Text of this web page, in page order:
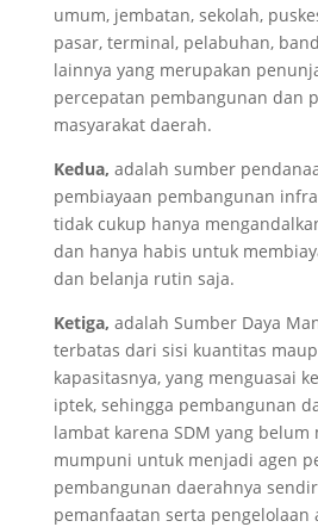
umum, jembatan, sekolah,
pasar, terminal, pelabuhan,
lainnya yang merupakan
percepatan pembangunan dan
masyarakat daerah.
Kedua, adalah sumber
pembiayaan pembangunan
tidak cukup hanya
dan hanya habis untuk
dan belanja rutin saja.
Ketiga, adalah Sumber Daya
terbatas dari sisi kuantitas
kapasitasnya, yang menguasai
iptek, sehingga pembangunan
lambat karena SDM yang belum
mumpuni untuk menjadi agen
pembangunan daerahnya
pemanfaatan serta pengelolaan